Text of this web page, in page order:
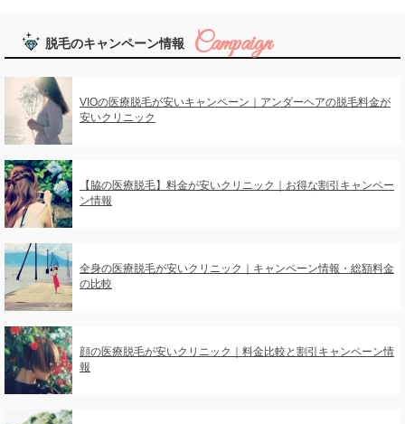
脱毛のキャンペーン情報
VIOの医療脱毛が安いキャンペーン｜アンダーヘアの脱毛料金が
安いクリニック
【脇の医療脱毛】料金が安いクリニック｜お得な割引キャンペー
ン情報
全身の医療脱毛が安いクリニック｜キャンペーン情報・総額料金
の比較
顔の医療脱毛が安いクリニック｜料金比較と割引キャンペーン情
報